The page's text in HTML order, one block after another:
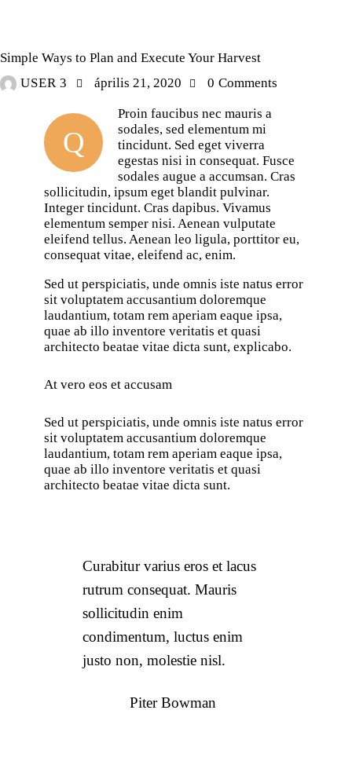
Simple Ways to Plan and Execute Your Harvest
USER 3
április 21, 2020 0 Comments
Q
Proin faucibus nec mauris a
sodales, sed elementum mi
tincidunt. Sed eget viverra
egestas nisi in consequat. Fusce
sodales augue a accumsan. Cras
sollicitudin, ipsum eget blandit pulvinar.
Integer tincidunt. Cras dapibus. Vivamus
elementum semper nisi. Aenean vulputate
eleifend tellus. Aenean leo ligula, porttitor eu,
consequat vitae, eleifend ac, enim.
Sed ut perspiciatis, unde omnis iste natus error
sit voluptatem accusantium doloremque
laudantium, totam rem aperiam eaque ipsa,
quae ab illo inventore veritatis et quasi
architecto beatae vitae dicta sunt, explicabo.
At vero eos et accusam
Sed ut perspiciatis, unde omnis iste natus error
sit voluptatem accusantium doloremque
laudantium, totam rem aperiam eaque ipsa,
quae ab illo inventore veritatis et quasi
architecto beatae vitae dicta sunt.
Curabitur varius eros et lacus
rutrum consequat. Mauris
sollicitudin enim
condimentum, luctus enim
justo non, molestie nisl.
Piter Bowman